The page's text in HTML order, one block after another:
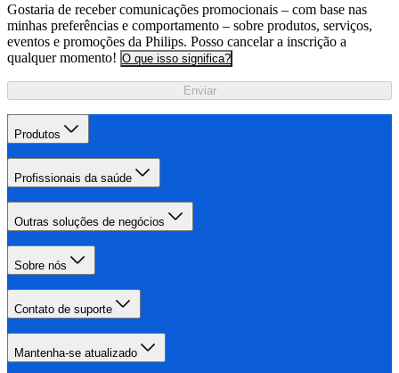
Gostaria de receber comunicações promocionais – com base nas
minhas preferências e comportamento – sobre produtos, serviços,
eventos e promoções da Philips. Posso cancelar a inscrição a
qualquer momento! O que isso significa?
Enviar
Produtos
Profissionais da saúde
Outras soluções de negócios
Sobre nós
Contato de suporte
Mantenha-se atualizado